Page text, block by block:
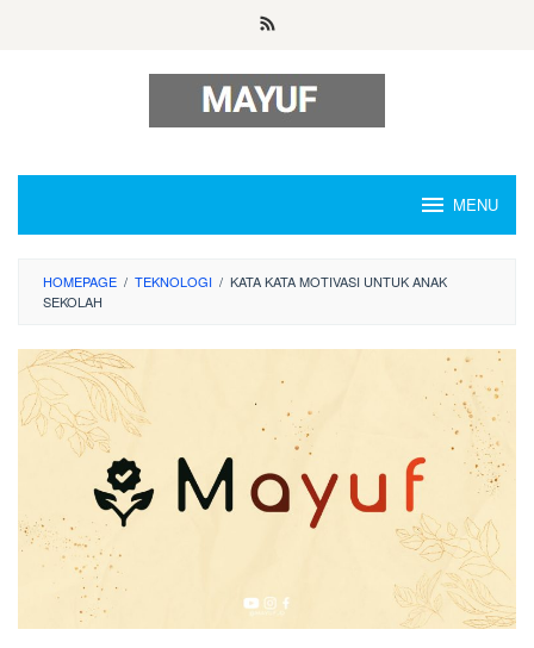
MENU
HOMEPAGE / TEKNOLOGI / KATA KATA MOTIVASI UNTUK ANAK
SEKOLAH